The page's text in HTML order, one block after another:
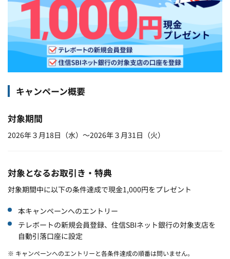
キャンペーン概要
対象期間
2026年３月18日（水）～2026年３月31日（火）
対象となるお取引き・特典
対象期間中に以下の条件達成で現金1,000円をプレゼント
本キャンペーンへのエントリー
テレボートの新規会員登録、住信SBIネット銀行の対象支店を
自動引落口座に設定
※ キャンペーンへのエントリーと各条件達成の順番は問いません。